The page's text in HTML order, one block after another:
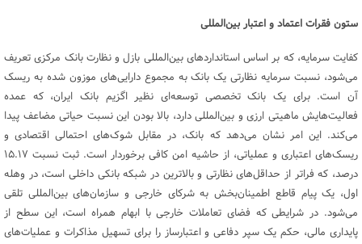
ستون فقرات اعتماد و اعتبار بین‌المللی
کفایت سرمایه، که بر اساس استانداردهای بین‌المللی بازل و نظارت بانک مرکزی تعریف
می‌شود، نسبت سرمایه نظارتی یک بانک به مجموع دارایی‌های موزون شده به ریسک
آن است. برای یک بانک تخصصی توسعه‌ای نظیر اگزیم بانک ایران، که عمده
فعالیت‌هایش ماهیتی ارزی و بین‌المللی دارد، بالا بودن این نسبت حیاتی مضاعف پیدا
می‌کند. این امر نشان می‌دهد که بانک، در مقابل شوک‌های احتمالی اقتصادی و
ریسک‌های اعتباری و عملیاتی، از حاشیه امن کافی برخوردار است. ثبت نسبت ۱۵.۱۷
درصد، که فراتر از حداقل‌های نظارتی و بالاترین در شبکه بانکی داخلی است، در وهله
اول، یک پیام قاطع اطمینان‌بخش به شرکای خارجی و سازمان‌های بین‌المللی تلقی
می‌شود. در شرایطی که فضای تعاملات خارجی با ابهام همراه است، این سطح از
پایداری مالی، حکم یک سپر دفاعی و اعتبارساز را برای تسهیل مذاکرات و عملیات‌های